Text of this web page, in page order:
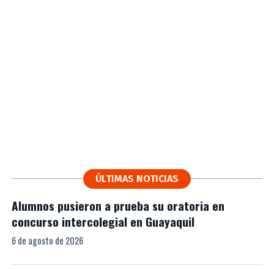
ÚLTIMAS NOTICIAS
Alumnos pusieron a prueba su oratoria en
concurso intercolegial en Guayaquil
6 de agosto de 2026